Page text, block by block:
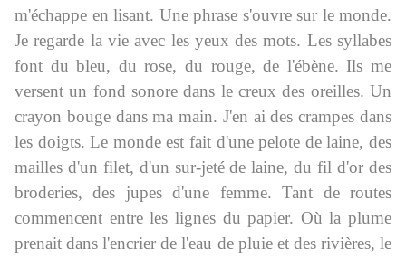
m'échappe en lisant. Une phrase s'ouvre sur le monde.
Je regarde la vie avec les yeux des mots. Les syllabes
font du bleu, du rose, du rouge, de l'ébène. Ils me
versent un fond sonore dans le creux des oreilles. Un
crayon bouge dans ma main. J'en ai des crampes dans
les doigts. Le monde est fait d'une pelote de laine, des
mailles d'un filet, d'un sur-jeté de laine, du fil d'or des
broderies, des jupes d'une femme. Tant de routes
commencent entre les lignes du papier. Où la plume
prenait dans l'encrier de l'eau de pluie et des rivières, le